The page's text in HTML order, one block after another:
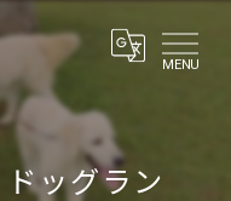
MENU
ドッグラン